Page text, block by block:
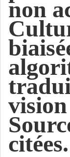
non
citées.